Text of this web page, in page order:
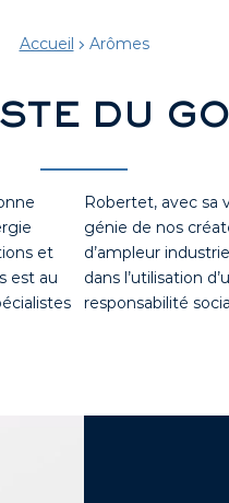
Accueil Arômes
DU
et
est au
Robertet, avec sa
génie de nos
d’ampleur
dans l’utilisation
responsabilité